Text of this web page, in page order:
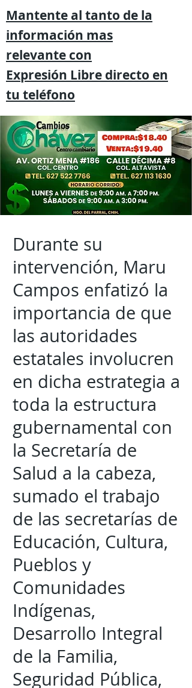
Mantente al tanto de la
información mas
relevante con
Expresión Libre directo en
tu teléfono
Durante su
intervención, Maru
Campos enfatizó la
importancia de que
las autoridades
estatales involucren
en dicha estrategia a
toda la estructura
gubernamental con
la Secretaría de
Salud a la cabeza,
sumado el trabajo
de las secretarías de
Educación, Cultura,
Pueblos y
Comunidades
Indígenas,
Desarrollo Integral
de la Familia,
Seguridad Pública,